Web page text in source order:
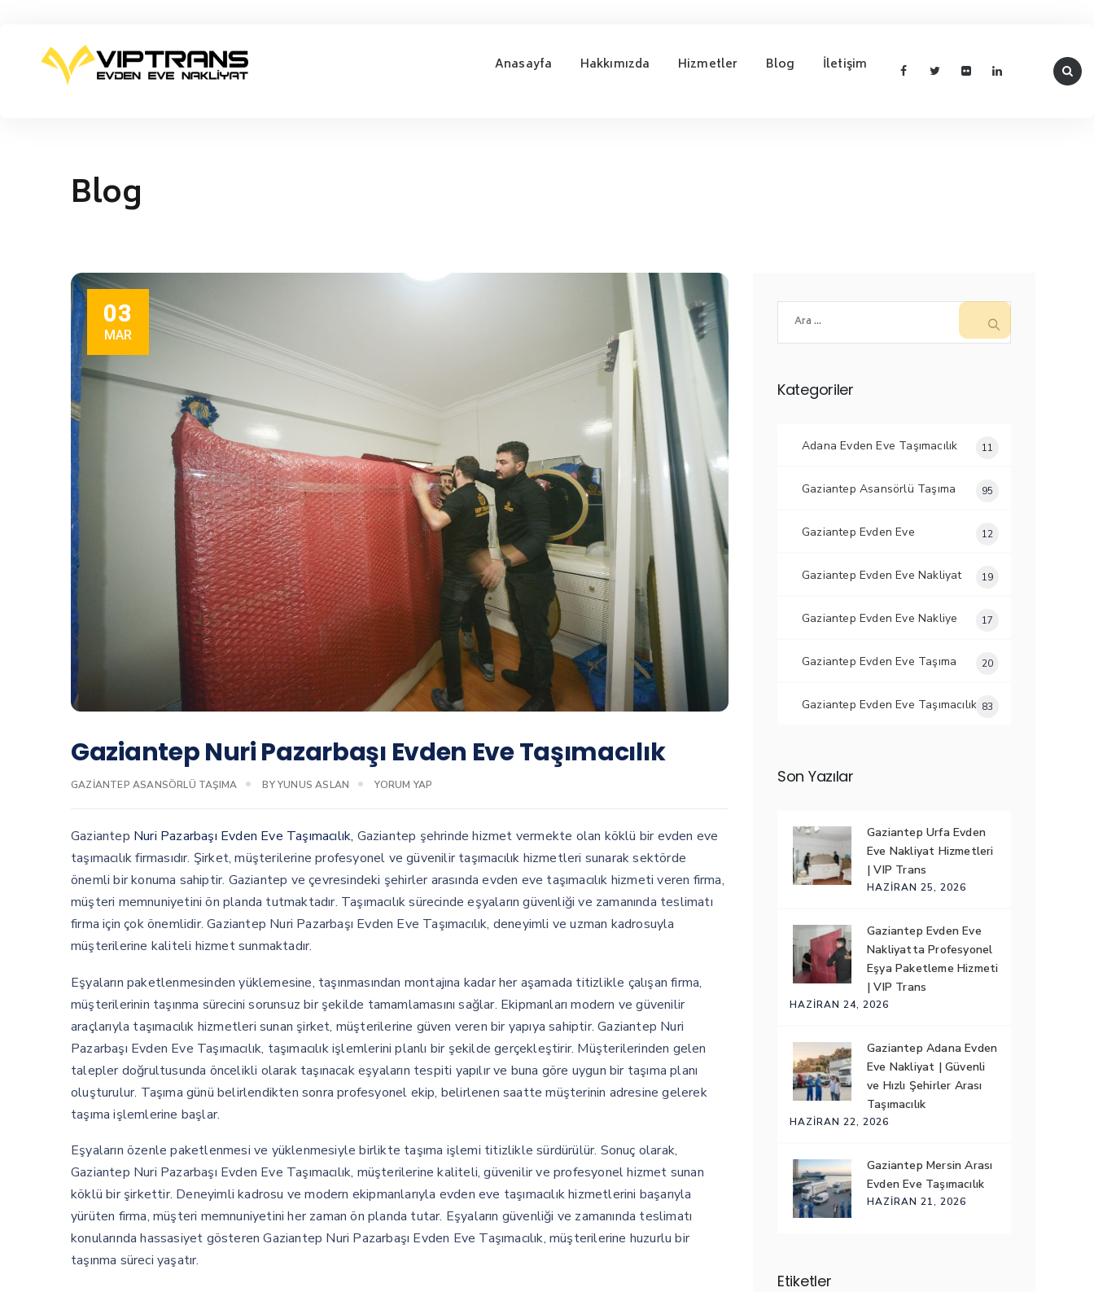
Anasayfa Hakkımızda Hizmetler Blog İletişim
Blog
03
MAR
Gaziantep Nuri Pazarbaşı Evden Eve Taşımacılık
GAZIANTEP ASANSÖRLÜ TAŞIMA BYYUNUS ASLAN YORUM YAP
Gaziantep Nuri Pazarbaşı Evden Eve Taşımacılık, Gaziantep şehrinde hizmet vermekte olan köklü bir evden eve
taşımacılık firmasıdır. Şirket, müşterilerine profesyonel ve güvenilir taşımacılık hizmetleri sunarak sektörde
önemli bir konuma sahiptir. Gaziantep ve çevresindeki şehirler arasında evden eve taşımacılık hizmeti veren firma,
müşteri memnuniyetini ön planda tutmaktadır. Taşımacılık sürecinde eşyaların güvenliği ve zamanında teslimatı
firma için çok önemlidir. Gaziantep Nuri Pazarbaşı Evden Eve Taşımacılık, deneyimli ve uzman kadrosuyla
müşterilerine kaliteli hizmet sunmaktadır.
Eşyaların paketlenmesinden yüklemesine, taşınmasından montajına kadar her aşamada titizlikle çalışan firma,
müşterilerinin taşınma sürecini sorunsuz bir şekilde tamamlamasını sağlar. Ekipmanları modern ve güvenilir
araçlarıyla taşımacılık hizmetleri sunan şirket, müşterilerine güven veren bir yapıya sahiptir. Gaziantep Nuri
Pazarbaşı Evden Eve Taşımacılık, taşımacılık işlemlerini planlı bir şekilde gerçekleştirir. Müşterilerinden gelen
talepler doğrultusunda öncelikli olarak taşınacak eşyaların tespiti yapılır ve buna göre uygun bir taşıma planı
oluşturulur. Taşıma günü belirlendikten sonra profesyonel ekip, belirlenen saatte müşterinin adresine gelerek
taşıma işlemlerine başlar.
Eşyaların özenle paketlenmesi ve yüklenmesiyle birlikte taşıma işlemi titizlikle sürdürülür. Sonuç olarak,
Gaziantep Nuri Pazarbaşı Evden Eve Taşımacılık, müşterilerine kaliteli, güvenilir ve profesyonel hizmet sunan
köklü bir şirkettir. Deneyimli kadrosu ve modern ekipmanlarıyla evden eve taşımacılık hizmetlerini başarıyla
yürüten firma, müşteri memnuniyetini her zaman ön planda tutar. Eşyaların güvenliği ve zamanında teslimatı
konularında hassasiyet gösteren Gaziantep Nuri Pazarbaşı Evden Eve Taşımacılık, müşterilerine huzurlu bir
taşınma süreci yaşatır.
Kategoriler
Adana Evden Eve Taşımacılık 11
Gaziantep Asansörlü Taşıma 95
Gaziantep Evden Eve 12
Gaziantep Evden Eve Nakliyat 19
Gaziantep Evden Eve Nakliye 17
Gaziantep Evden Eve Taşıma 20
Gaziantep Evden Eve Taşımacılık 83
Son Yazılar
Gaziantep Urfa Evden
Eve Nakliyat Hizmetleri
| VIP Trans
HAZIRAN 25, 2026
Gaziantep Evden Eve
Nakliyatta Profesyonel
Eşya Paketleme Hizmeti
| VIP Trans
HAZIRAN 24, 2026
Gaziantep Adana Evden
Eve Nakliyat | Güvenli
ve Hızlı Şehirler Arası
Taşımacılık
HAZIRAN 22, 2026
Gaziantep Mersin Arası
Evden Eve Taşımacılık
HAZIRAN 21, 2026
Etiketler